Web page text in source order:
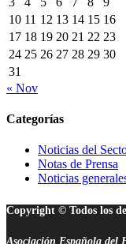
10 11 12 13 14 15 16
17 18 19 20 21 22 23
24 25 26 27 28 29 30
31
« Nov
Categorías
Noticias del
Notas de Prensa
Noticias
Copyright © Todos los
Asociación Española del